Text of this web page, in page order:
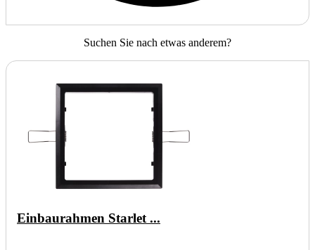
Suchen Sie nach etwas anderem?
Einbaurahmen Starlet ...